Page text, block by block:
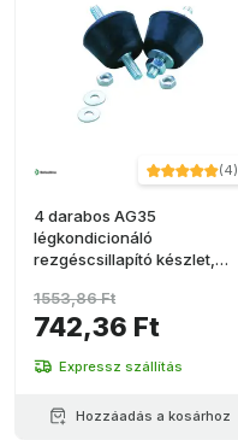
(4)
4 darabos AG35
légkondicionáló
rezgéscsillapító készlet,
742,36 Ft
1553,86 Ft
Expressz szállítás
Hozzáadás a kosárhoz